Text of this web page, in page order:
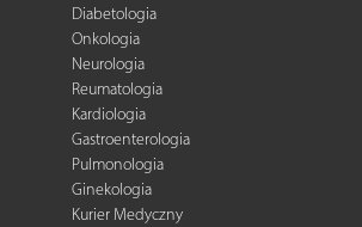
Diabetologia
Onkologia
Neurologia
Reumatologia
Kardiologia
Gastroenterologia
Pulmonologia
Ginekologia
Kurier Medyczny